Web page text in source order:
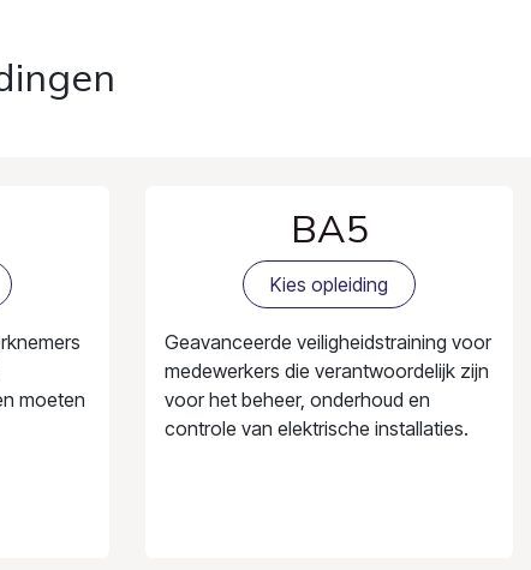
moeten
BA5
Kies opleiding
Geavanceerde veiligheidstraining voor
medewerkers die verantwoordelijk zijn
voor het beheer, onderhoud en
controle van elektrische installaties.